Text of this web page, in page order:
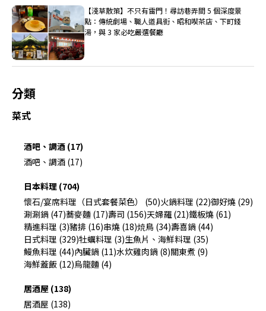
【淺草散策】不只有雷門！尋訪巷弄間 5 個深度景
點：傳統劇場、職人道具街、昭和喫茶店、下町錢
湯，與 3 家必吃嚴選餐廳
分類
菜式
酒吧、調酒 (17)
酒吧、調酒 (17)
日本料理 (704)
懷石/宴席料理（日式套餐菜色） (50)火鍋料理 (22)御好燒 (29)
涮涮鍋 (47)蕎麥麵 (17)壽司 (156)天婦羅 (21)鐵板燒 (61)
精進料理 (3)豬排 (16)串燒 (18)焼鳥 (34)壽喜鍋 (44)
日式料理 (329)牡蠣料理 (3)生魚片、海鮮料理 (35)
鰻魚料理 (44)內臟鍋 (11)水炊雞肉鍋 (8)關東煮 (9)
海鮮蓋飯 (12)烏龍麵 (4)
居酒屋 (138)
居酒屋 (138)